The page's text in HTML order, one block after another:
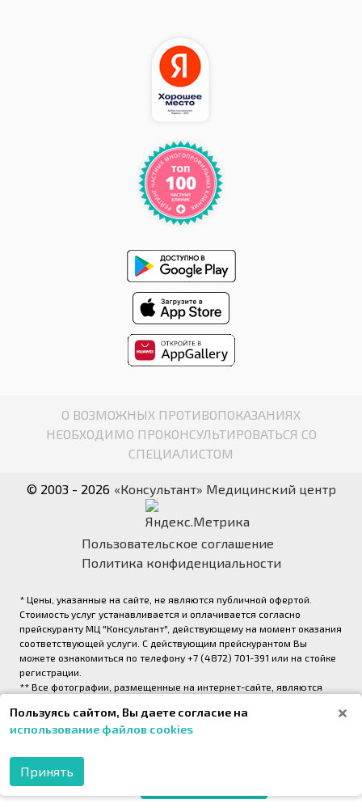
О ВОЗМОЖНЫХ ПРОТИВОПОКАЗАНИЯХ
НЕОБХОДИМО ПРОКОНСУЛЬТИРОВАТЬСЯ СО
СПЕЦИАЛИСТОМ
© 2003 - 2026 «Консультант» Медицинский центр
Пользовательское соглашение
Политика конфиденциальности
* Цены, указанные на сайте, не являются публичной офертой.
Стоимость услуг устанавливается и оплачивается согласно
прейскуранту МЦ "Консультант", действующему на момент оказания
соответствующей услуги. С действующим прейскурантом Вы
можете ознакомиться по телефону +7 (4872) 701-391 или на стойке
регистрации.
** Все фотографии, размещенные на интернет-сайте, являются
«Консультант» (правообладатель ООО «Медрейд»)
Пользуясь сайтом, Вы даете согласие на
использование файлов cookies
Принять